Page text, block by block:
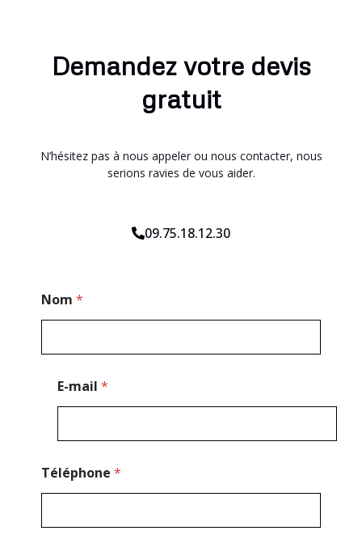
Demandez votre devis
gratuit
N’hésitez pas à nous appeler ou nous contacter, nous
serions ravies de vous aider.
09.75.18.12.30
Nom *
E-mail *
Téléphone *